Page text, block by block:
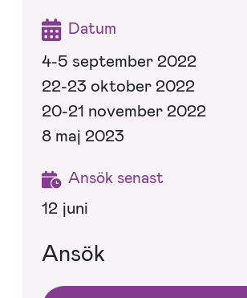
Datum
4-5 september 2022
22-23 oktober 2022
20-21 november 2022
8 maj 2023
Ansök senast
12 juni
Ansök